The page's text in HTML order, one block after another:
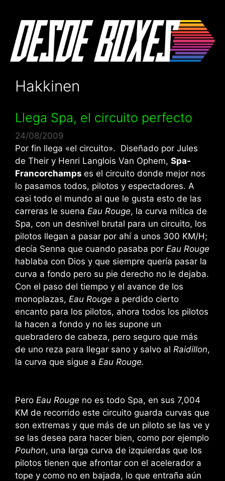
contenido
Hakkinen
Llega Spa, el circuito perfecto
24/08/2009
Por fin llega «el circuito». Diseñado por Jules
de Their y Henri Langlois Van Ophem, Spa-
Francorchamps es el circuito donde mejor nos
lo pasamos todos, pilotos y espectadores. A
casi todo el mundo al que le gusta esto de las
carreras le suena Eau Rouge, la curva mítica de
Spa, con un desnivel brutal para un circuito, los
pilotos llegan a pasar por ahí a unos 300 KM/H;
decía Senna que cuando pasaba por Eau Rouge
hablaba con Dios y que siempre quería pasar la
curva a fondo pero su pie derecho no le dejaba.
Con el paso del tiempo y el avance de los
monoplazas, Eau Rouge a perdido cierto
encanto para los pilotos, ahora todos los pilotos
la hacen a fondo y no les supone un
quebradero de cabeza, pero seguro que más
de uno reza para llegar sano y salvo al Raidillon,
la curva que sigue a Eau Rouge.
Pero Eau Rouge no es todo Spa, en sus 7,004
KM de recorrido este circuito guarda curvas que
son extremas y que más de un piloto se las ve y
se las desea para hacer bien, como por ejemplo
Pouhon, una larga curva de izquierdas que los
pilotos tienen que afrontar con el acelerador a
tope y como no en bajada, lo que entraña aún